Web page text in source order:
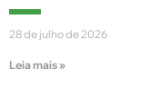
28 de julho de 2026
Leia mais »